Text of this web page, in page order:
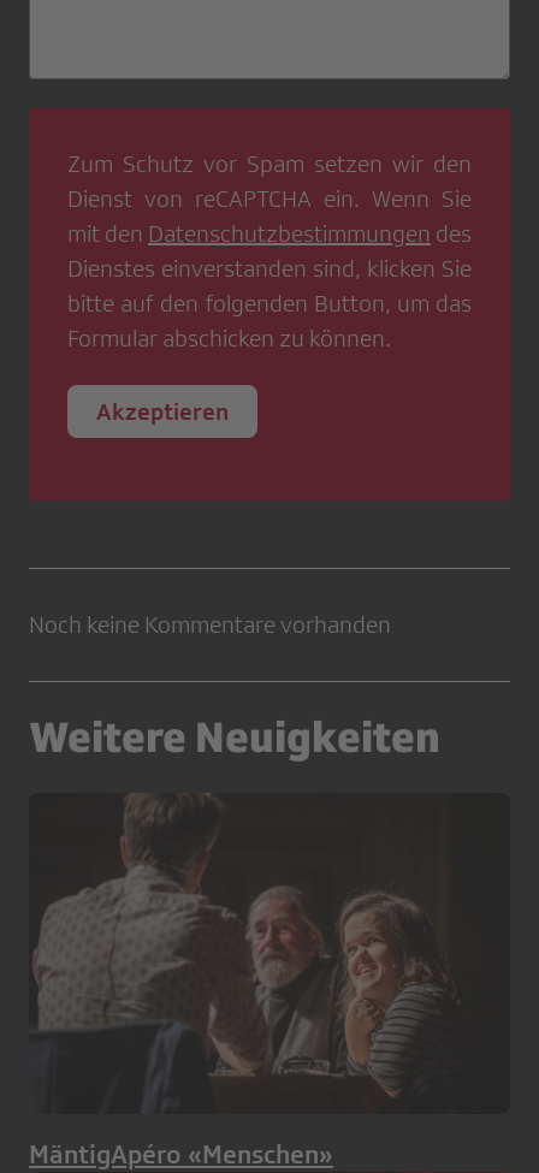
Zum Schutz vor Spam setzen wir den
Dienst von reCAPTCHA ein. Wenn Sie
mit den Datenschutzbestimmungen des
Dienstes einverstanden sind, klicken Sie
bitte auf den folgenden Button, um das
Formular abschicken zu können.
Akzeptieren
Noch keine Kommentare vorhanden
Weitere Neuigkeiten
MäntigApéro «Menschen»